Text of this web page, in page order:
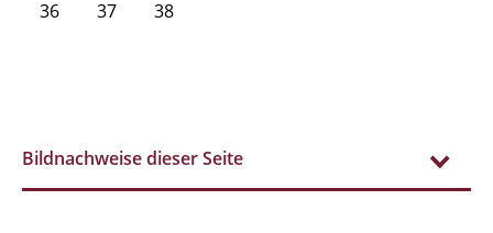
36 37 38
Bildnachweise dieser Seite